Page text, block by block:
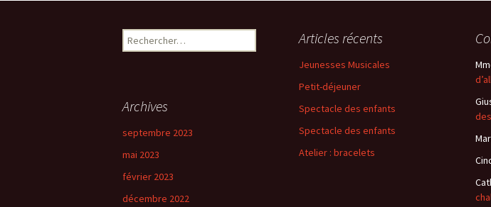
Navigation
articles
R
e
r
h
e
r
:
Articles récents
Jeunesses Musicales
Petit-déjeuner
Spectacle des enfants
Spectacle des enfants
Atelier : bracelets
Archives
septembre 2023
mai 2023
février 2023
décembre 2022